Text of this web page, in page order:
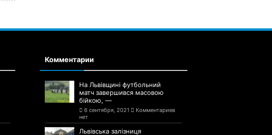
Комментарии
На Львівщині футбольний
матч завершився масовою
бійкою, —
6 сентября, 2021
Комментариев
нет
Львівська залізниця